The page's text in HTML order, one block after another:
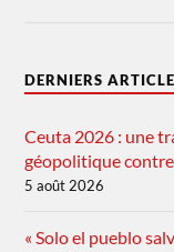
DERNIERS
Ceuta 2026 : une
géopolitique
5 août 2026
« Solo el pueblo